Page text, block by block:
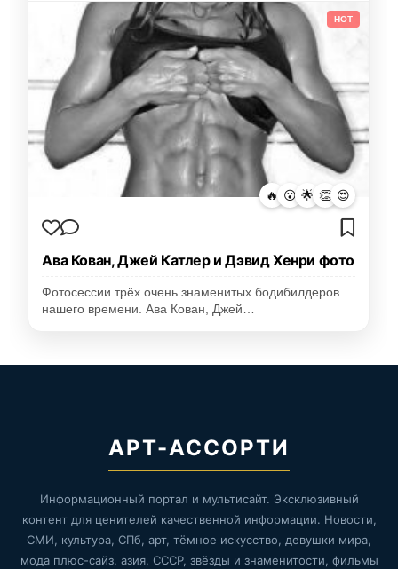
HOT
🔥 😮 🌟 👏 😍
Ава Кован, Джей Катлер и Дэвид Хенри фото
Фотосессии трёх очень знаменитых бодибилдеров
нашего времени. Ава Кован, Джей…
АРТ-АССОРТИ
Информационный портал и мультисайт. Эксклюзивный
контент для ценителей качественной информации. Новости,
СМИ, культура, СПб, арт, тёмное искусство, девушки мира,
мода плюс-сайз, азия, СССР, звёзды и знаменитости, фильмы